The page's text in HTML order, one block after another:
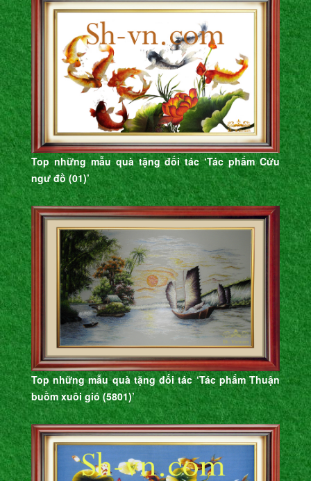
Top những mẫu quà tặng đối tác ‘Tác phẩm Cửu
ngư đồ (01)’
Top những mẫu quà tặng đối tác ‘Tác phẩm Thuận
buồm xuôi gió (5801)’